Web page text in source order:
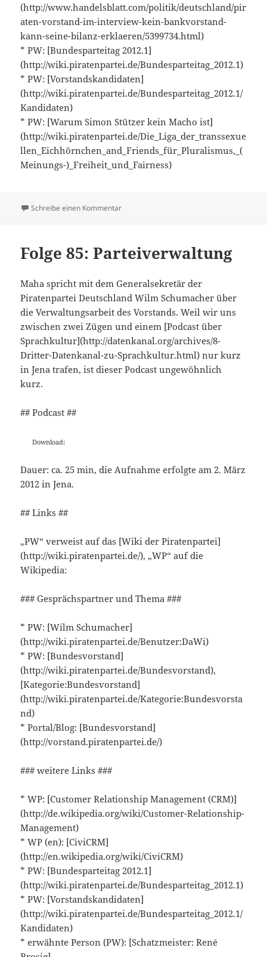
(http://www.handelsblatt.com/politik/deutschland/pir
aten-vorstand-im-interview-kein-bankvorstand-
kann-seine-bilanz-erklaeren/5399734.html)
* PW: [Bundesparteitag 2012.1]
(http://wiki.piratenpartei.de/Bundesparteitag_2012.1)
* PW: [Vorstandskandidaten]
(http://wiki.piratenpartei.de/Bundesparteitag_2012.1/
Kandidaten)
* PW: [Warum Simon Stützer kein Macho ist]
(http://wiki.piratenpartei.de/Die_Liga_der_transsexue
llen_Eichhörnchen_and_Friends_für_Pluralismus,_(
Meinungs-)_Freiheit_und_Fairness)
Schreibe einen Kommentarzu Folge 86: Sozialpiraten
Folge 85: Parteiverwaltung
Maha spricht mit dem Generalsekretär der
Piratenpartei Deutschland Wilm Schumacher über
die Verwaltungsarbeit des Vorstands. Weil wir uns
zwischen zwei Zügen und einem [Podcast über
Sprachkultur](http://datenkanal.org/archives/8-
Dritter-Datenkanal-zu-Sprachkultur.html) nur kurz
in Jena trafen, ist dieser Podcast ungewöhnlich
kurz.
## Podcast ##
Download:
Dauer: ca. 25 min, die Aufnahme erfolgte am 2. März
2012 in Jena.
## Links ##
„PW“ verweist auf das [Wiki der Piratenpartei]
(http://wiki.piratenpartei.de/), „WP“ auf die
Wikipedia:
### Gesprächspartner und Thema ###
* PW: [Wilm Schumacher]
(http://wiki.piratenpartei.de/Benutzer:DaWi)
* PW: [Bundesvorstand]
(http://wiki.piratenpartei.de/Bundesvorstand),
[Kategorie:Bundesvorstand]
(http://wiki.piratenpartei.de/Kategorie:Bundesvorsta
nd)
* Portal/Blog: [Bundesvorstand]
(http://vorstand.piratenpartei.de/)
### weitere Links ###
* WP: [Customer Relationship Management (CRM)]
(http://de.wikipedia.org/wiki/Customer-Relationship-
Management)
* WP (en): [CiviCRM]
(http://en.wikipedia.org/wiki/CiviCRM)
* PW: [Bundesparteitag 2012.1]
(http://wiki.piratenpartei.de/Bundesparteitag_2012.1)
* PW: [Vorstandskandidaten]
(http://wiki.piratenpartei.de/Bundesparteitag_2012.1/
Kandidaten)
* erwähnte Person (PW): [Schatzmeister: René